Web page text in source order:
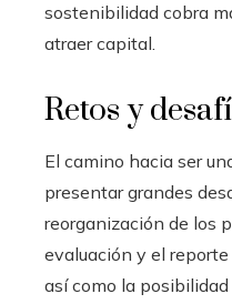
sostenibilidad cobra
atraer capital.
Retos y
El camino hacia ser
presentar grandes
reorganización de los
evaluación y el
así como la